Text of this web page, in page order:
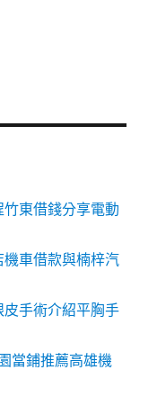
東借錢分享電動
車借款與楠梓汽
手術介紹平胸手
當鋪推薦高雄機